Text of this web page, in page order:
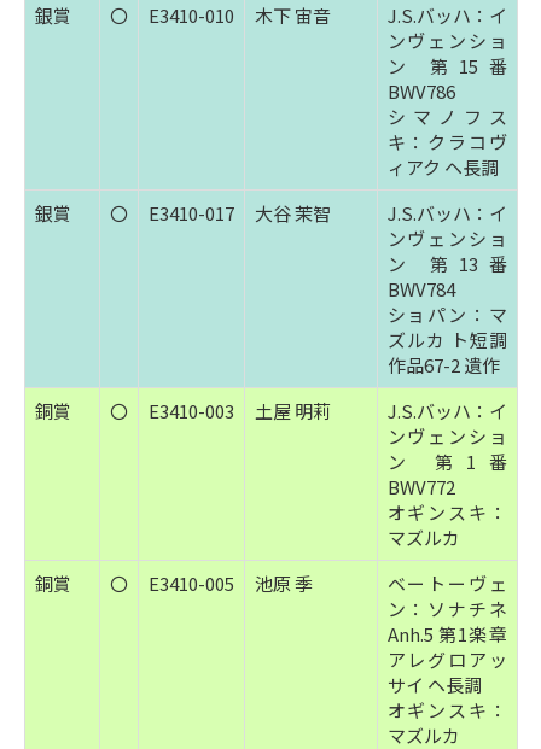
銀賞
〇 E3410-010 木下 宙音
J.S.バッハ：イ
ンヴェンショ
ン 第15番
BWV786
シマノフス
キ：クラコヴ
ィアク ヘ長調
銀賞
〇 E3410-017 大谷 茉智
J.S.バッハ：イ
ンヴェンショ
ン 第13番
BWV784
ショパン：マ
ズルカ ト短調
作品67-2 遺作
銅賞
〇 E3410-003 土屋 明莉
J.S.バッハ：イ
ンヴェンショ
ン 第1番
BWV772
オギンスキ：
マズルカ
銅賞
〇 E3410-005 池原 季
ベートーヴェ
ン：ソナチネ
Anh.5 第1楽章
アレグロアッ
サイ ヘ長調
オギンスキ：
マズルカ